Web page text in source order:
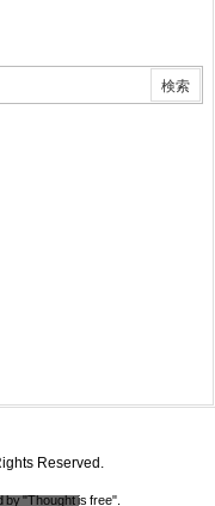
Reserved.
by "Thought is free".